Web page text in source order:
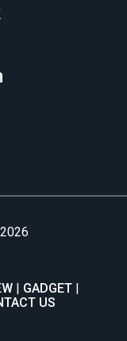
GADGET
US